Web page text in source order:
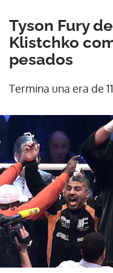
Tyson Fury
Klistchko
pesados
Termina una era de